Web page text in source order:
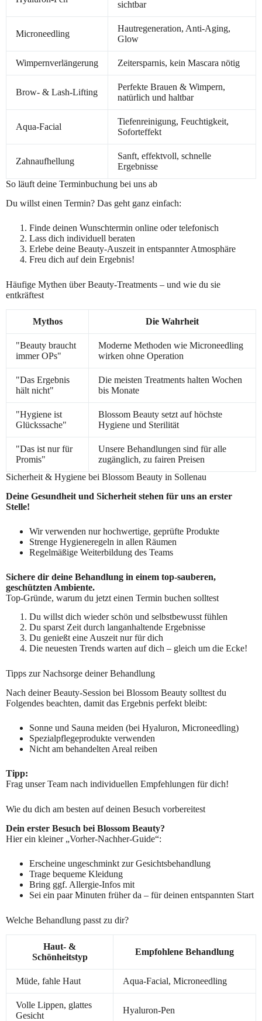
sichtbar
Microneedling
Hautregeneration, Anti-Aging,
Glow
Wimpernverlängerung Zeitersparnis, kein Mascara nötig
Brow- & Lash-Lifting
Perfekte Brauen & Wimpern,
natürlich und haltbar
Aqua-Facial
Tiefenreinigung, Feuchtigkeit,
Soforteffekt
Zahnaufhellung
Sanft, effektvoll, schnelle
Ergebnisse
So läuft deine Terminbuchung bei uns ab
Du willst einen Termin? Das geht ganz einfach:
Finde deinen Wunschtermin online oder telefonisch
Lass dich individuell beraten
Erlebe deine Beauty-Auszeit in entspannter Atmosphäre
Freu dich auf dein Ergebnis!
Häufige Mythen über Beauty-Treatments – und wie du sie
entkräftest
Mythos Die Wahrheit
"Beauty braucht
immer OPs"
Moderne Methoden wie Microneedling
wirken ohne Operation
"Das Ergebnis
hält nicht"
Die meisten Treatments halten Wochen
bis Monate
"Hygiene ist
Glückssache"
Blossom Beauty setzt auf höchste
Hygiene und Sterilität
"Das ist nur für
Promis"
Unsere Behandlungen sind für alle
zugänglich, zu fairen Preisen
Sicherheit & Hygiene bei Blossom Beauty in Sollenau
Deine Gesundheit und Sicherheit stehen für uns an erster
Stelle!
Wir verwenden nur hochwertige, geprüfte Produkte
Strenge Hygieneregeln in allen Räumen
Regelmäßige Weiterbildung des Teams
Sichere dir deine Behandlung in einem top-sauberen,
geschützten Ambiente.
Top-Gründe, warum du jetzt einen Termin buchen solltest
Du willst dich wieder schön und selbstbewusst fühlen
Du sparst Zeit durch langanhaltende Ergebnisse
Du genießt eine Auszeit nur für dich
Die neuesten Trends warten auf dich – gleich um die Ecke!
Tipps zur Nachsorge deiner Behandlung
Nach deiner Beauty-Session bei Blossom Beauty solltest du
Folgendes beachten, damit das Ergebnis perfekt bleibt:
Sonne und Sauna meiden (bei Hyaluron, Microneedling)
Spezialpflegeprodukte verwenden
Nicht am behandelten Areal reiben
Tipp:
Frag unser Team nach individuellen Empfehlungen für dich!
Wie du dich am besten auf deinen Besuch vorbereitest
Dein erster Besuch bei Blossom Beauty?
Hier ein kleiner „Vorher-Nachher-Guide“:
Erscheine ungeschminkt zur Gesichtsbehandlung
Trage bequeme Kleidung
Bring ggf. Allergie-Infos mit
Sei ein paar Minuten früher da – für deinen entspannten Start
Welche Behandlung passt zu dir?
Haut- &
Schönheitstyp
Empfohlene Behandlung
Müde, fahle Haut Aqua-Facial, Microneedling
Volle Lippen, glattes
Gesicht
Hyaluron-Pen